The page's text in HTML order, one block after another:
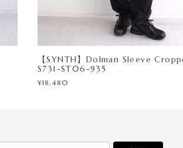
【SYNTH】Dolman Sleeve
S731-ST06-935
¥18,480